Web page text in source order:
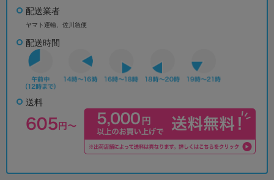
配送業者
ヤマト運輸、佐川急便
配送時間
送料